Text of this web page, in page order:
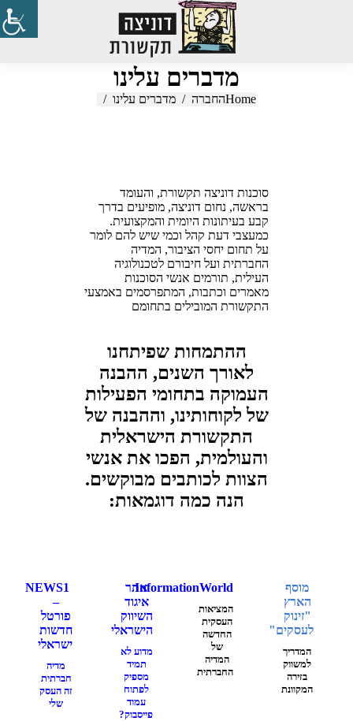
Search:
מדברים עלינו
You are here:
Homeהחברה מדברים עלינו
סוכנות דוניצה תקשורת, והעומד
בראשה, נחום דוניצה, מופיעים בדרך
קבע בעיתונות היומית והמקצועית.
כמעצבי דעת קהל וכמי שיש להם לומר
על תחום יחסי הציבור, המדיה
החברתית ועל חיבורם לטכנולוגיה
העילית, תורמים אנשי הסוכנות
מאמרים וכתבות, המתפרסמים באמצעי
התקשורת המובילים בתחומם
ההתמחות שפיתחנו
לאורך השנים, ההבנה
העמוקה בתחומי הפעילות
של לקוחותינו, וההבנה של
התקשורת הישראלית
והעולמית, הפכו את אנשי
הצוות לכותבים מבוקשים.
הנה כמה דוגמאות:
NEWS1
–
פורטל
חדשות
ישראלי
מדיה
חברתית
זה העסק
שלי
אתר
איגוד
השיווק
הישראלי
מדוע לא
תמיד
מספיק
לפתוח
עמוד
פייסבוק?
InformationWorld
המציאות
העסקית
החדשה
של
המדיה
החברתית
מוסף
הארץ
"זינוק
לעסקים"
המדריך
למשווק
בזירה
המקוונת